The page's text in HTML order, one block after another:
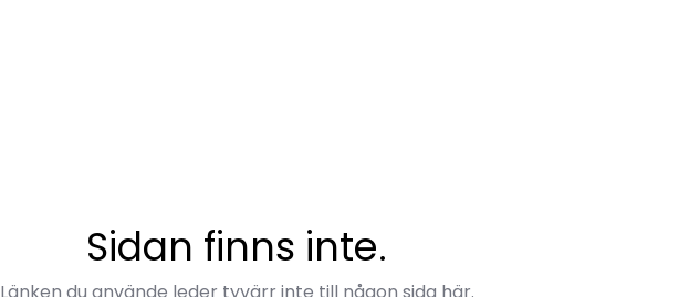
Sidan finns inte.
Länken du använde leder tyvärr inte till någon sida här.